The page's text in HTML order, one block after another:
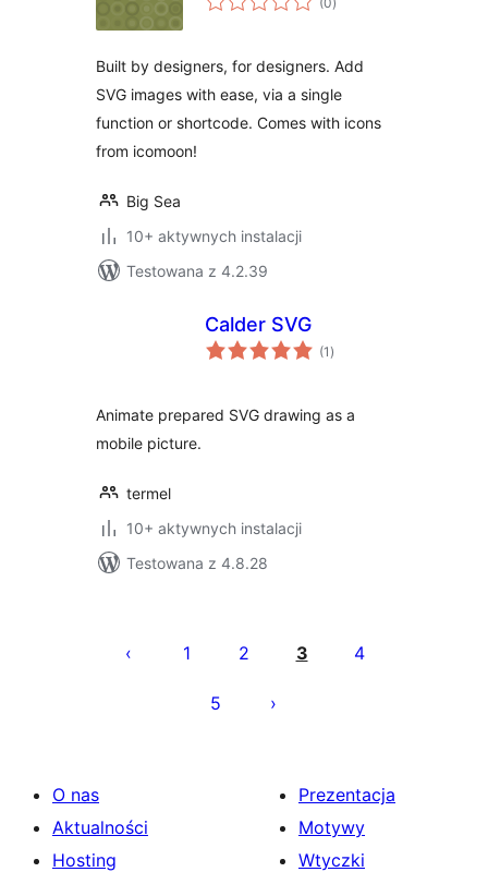
ocen
Built by designers, for designers. Add
SVG images with ease, via a single
function or shortcode. Comes with icons
from icomoon!
Big Sea
10+ aktywnych instalacji
Testowana z 4.2.39
Calder SVG
(1 wszystkich
ocen
)
Animate prepared SVG drawing as a
mobile picture.
termel
10+ aktywnych instalacji
Testowana z 4.8.28
wpisów
1 2 3 4
5
O nas
Aktualności
Hosting
Prezentacja
Motywy
Wtyczki